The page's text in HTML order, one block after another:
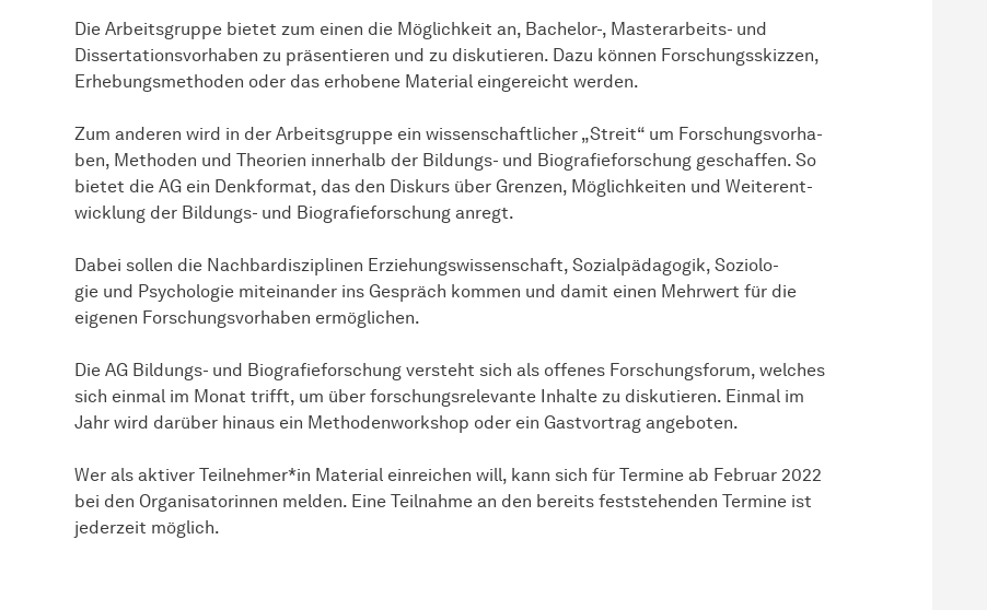
Die Arbeits­gruppe bietet zum einen die Mög­lich­keit an, Ba­che­lor-, Masterarbeits- und
Dissertationsvorhaben zu prä­sen­tie­ren und zu diskutieren. Dazu kön­nen Forschungsskizzen,
Erhebungsmethoden oder das erhobene Material eingereicht wer­den.
Zum anderen wird in der Arbeits­gruppe ein wis­sen­schaft­licher „Streit“ um For­schungs­vor­ha­
ben, Me­tho­den und The­o­ri­en innerhalb der Bildungs- und Biografieforschung geschaffen. So
bietet die AG ein Denkformat, das den Diskurs über Grenzen, Mög­lich­keiten und Wei­ter­ent­
wick­lung der Bildungs- und Biografieforschung anregt.
Dabei sollen die Nachbardisziplinen Er­zie­hungs­wis­sen­schaft, Sozial­päda­gogik, So­zio­lo­
gie und Psy­cho­lo­gie mit­ei­nan­der ins Ge­spräch kom­men und damit einen Mehrwert für die
eigenen For­schungs­vor­ha­ben er­mög­li­chen.
Die AG Bildungs- und Biografieforschung versteht sich als offenes Forschungsforum, welches
sich einmal im Monat trifft, um über forschungsrelevante Inhalte zu diskutieren. Einmal im
Jahr wird da­rü­ber hinaus ein Methodenworkshop oder ein Gast­vor­trag an­ge­bo­ten.
Wer als aktiver Teilnehmer*in Material einreichen will, kann sich für Termine ab Februar 2022
bei den Organisatorinnen melden. Eine Teilnahme an den bereits feststehenden Termine ist
jederzeit möglich.